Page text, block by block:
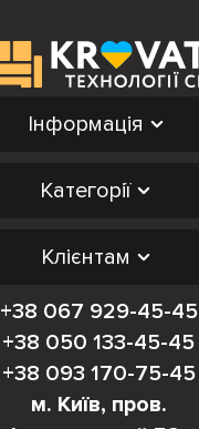
Інформація
Категорії
Клієнтам
+38 067 929-45-45
+38 050 133-45-45
+38 093 170-75-45
м. Київ, пров.